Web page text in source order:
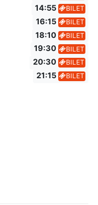
14:55 BILET
16:15 BILET
18:10 BILET
19:30 BILET
20:30 BILET
21:15 BILET